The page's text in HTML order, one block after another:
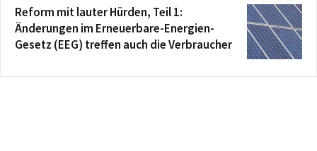
Reform mit lauter Hürden, Teil 1:
Änderungen im Erneuerbare-Energien-
Gesetz (EEG) treffen auch die Verbraucher